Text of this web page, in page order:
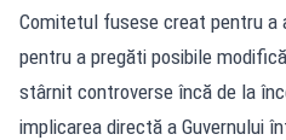
Comitetul fusese creat pentru a
pentru a pregăti posibile
stârnit controverse încă de la
implicarea directă a Guvernului